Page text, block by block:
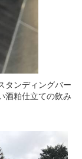
タンディングバー
酒粕仕立ての飲み